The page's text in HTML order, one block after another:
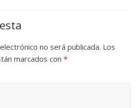
no será publicada. Los
marcados con*